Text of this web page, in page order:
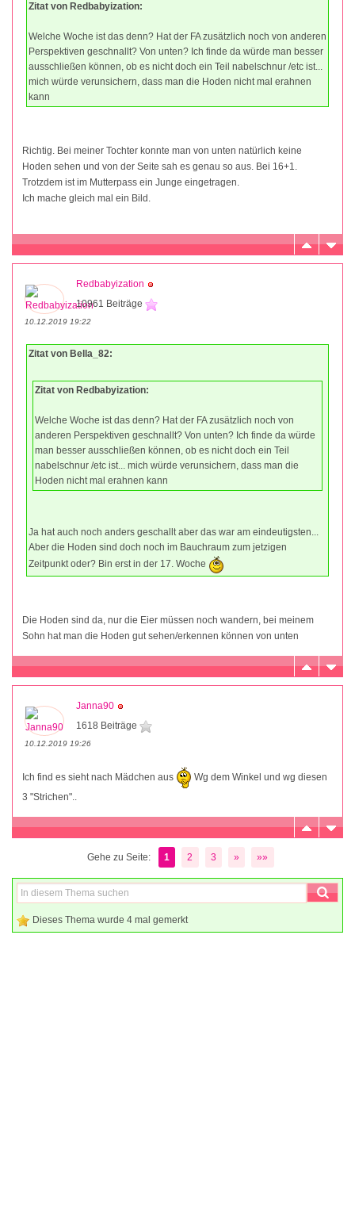
Zitat von Redbabyization:
Welche Woche ist das denn? Hat der FA zusätzlich noch von anderen
Perspektiven geschnallt? Von unten? Ich finde da würde man besser
ausschließen können, ob es nicht doch ein Teil nabelschnur /etc ist...
mich würde verunsichern, dass man die Hoden nicht mal erahnen
kann
Richtig. Bei meiner Tochter konnte man von unten natürlich keine
Hoden sehen und von der Seite sah es genau so aus. Bei 16+1.
Trotzdem ist im Mutterpass ein Junge eingetragen.
Ich mache gleich mal ein Bild.
Redbabyization
10961 Beiträge
10.12.2019 19:22
Zitat von Bella_82:
Zitat von Redbabyization:
Welche Woche ist das denn? Hat der FA zusätzlich noch von
anderen Perspektiven geschnallt? Von unten? Ich finde da würde
man besser ausschließen können, ob es nicht doch ein Teil
nabelschnur /etc ist... mich würde verunsichern, dass man die
Hoden nicht mal erahnen kann
Ja hat auch noch anders geschallt aber das war am eindeutigsten...
Aber die Hoden sind doch noch im Bauchraum zum jetzigen
Zeitpunkt oder? Bin erst in der 17. Woche
Die Hoden sind da, nur die Eier müssen noch wandern, bei meinem
Sohn hat man die Hoden gut sehen/erkennen können von unten
Janna90
1618 Beiträge
10.12.2019 19:26
Ich find es sieht nach Mädchen aus
Wg dem Winkel und wg diesen
3 "Strichen"..
Gehe zu Seite: 1 2 3 » »»
Dieses Thema wurde 4 mal gemerkt